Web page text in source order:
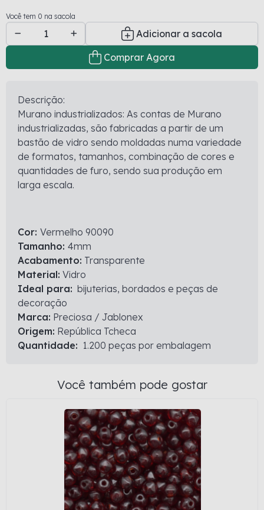
Você tem 0 na sacola
Adicionar a sacola
Comprar Agora
Descrição:
Murano industrializados: As contas de Murano
industrializadas, são fabricadas a partir de um
bastão de vidro sendo moldadas numa variedade
de formatos, tamanhos, combinação de cores e
quantidades de furo, sendo sua produção em
larga escala.
Cor: Vermelho 90090
Tamanho: 4mm
Acabamento: Transparente
Material: Vidro
Ideal para: bijuterias, bordados e peças de
decoração
Marca: Preciosa / Jablonex
Origem: República Tcheca
Quantidade: 1.200 peças por embalagem
Você também pode gostar